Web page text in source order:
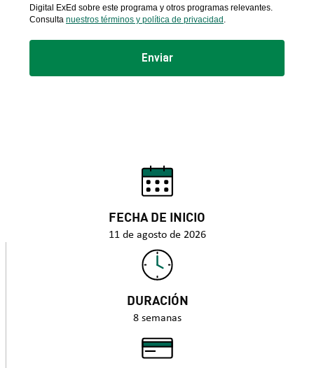
FECHA DE INICIO
11 de agosto de 2026
DURACIÓN
8 semanas